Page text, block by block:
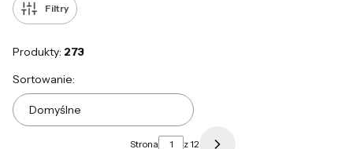
Filtry
Produkty: 273
Lista produktów
Sortowanie:
Domyślne
Strona z 12